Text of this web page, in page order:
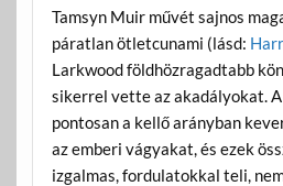
Tamsyn Muir művét sajnos
páratlan ötletcunami (lásd:
Larkwood földhözragadtabb
sikerrel vette az akadályokat.
pontosan a kellő arányban
az emberi vágyakat, és ezek
izgalmas, fordulatokkal teli,